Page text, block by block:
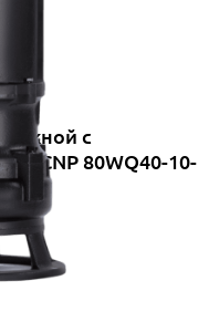
с
CNP 80WQ40-10-